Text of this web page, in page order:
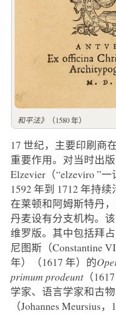
和平法》 （1580 年）
17 世纪，主要印刷商
重要作用。对当时出
Elzevier（“elzeviro ”
1592 年到 1712 年持
在莱顿和阿姆斯特丹
丹麦设有分支机构。
维罗版。其中包括拜
尼图斯（Constantine
年）（1617 年）的
primum prodeunt（
学家、语言学家和古
（Johannes Meursius